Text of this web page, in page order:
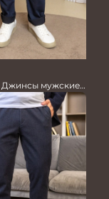
Джинсы мужские